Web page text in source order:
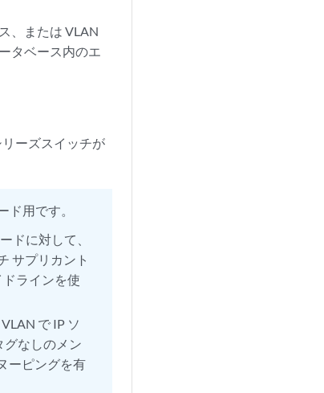
、または VLAN
タベース内のエ
ーズスイッチが
ド用です。
ドに対して、
サプリカント
ラインを使
で IP ソ
グなしのメン
ーピングを有